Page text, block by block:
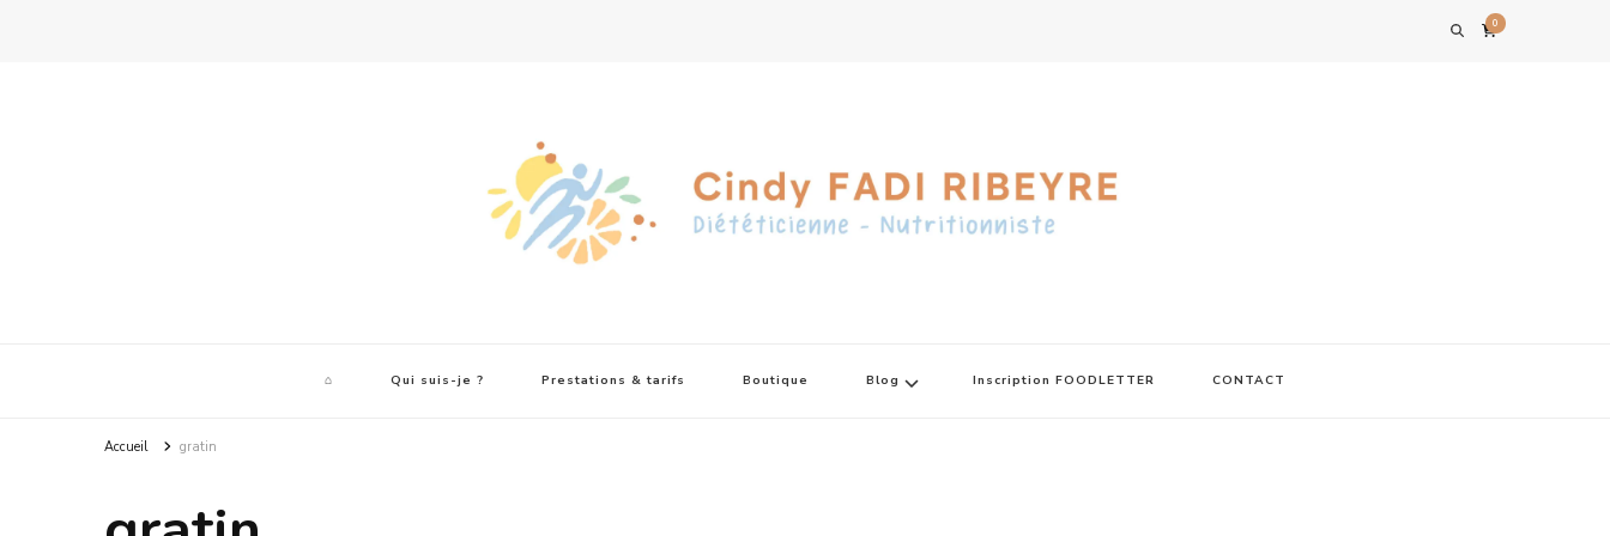
0
⌂ Qui suis-je ? Prestations & tarifs Boutique Blog Inscription FOODLETTER CONTACT
Accueil gratin